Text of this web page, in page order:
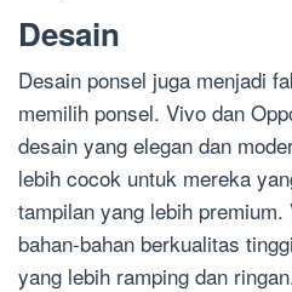
Desain
Desain ponsel juga menjadi
memilih ponsel. Vivo dan
desain yang elegan dan
lebih cocok untuk mereka
tampilan yang lebih premium.
bahan-bahan berkualitas
yang lebih ramping dan